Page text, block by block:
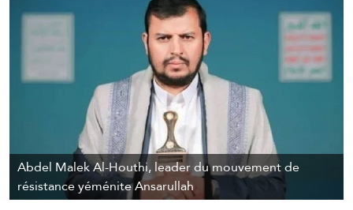
Abdel Malek Al-Houthi, leader du mouvement de
résistance yéménite Ansarullah